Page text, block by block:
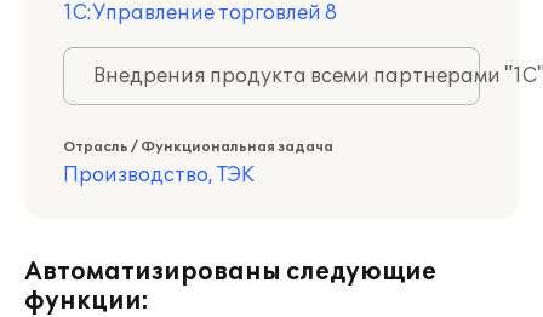
1С:Управление торговлей 8
Внедрения продукта всеми партнерами
Отрасль / Функциональная задача
Производство, ТЭК
Автоматизированы следующие
функции: